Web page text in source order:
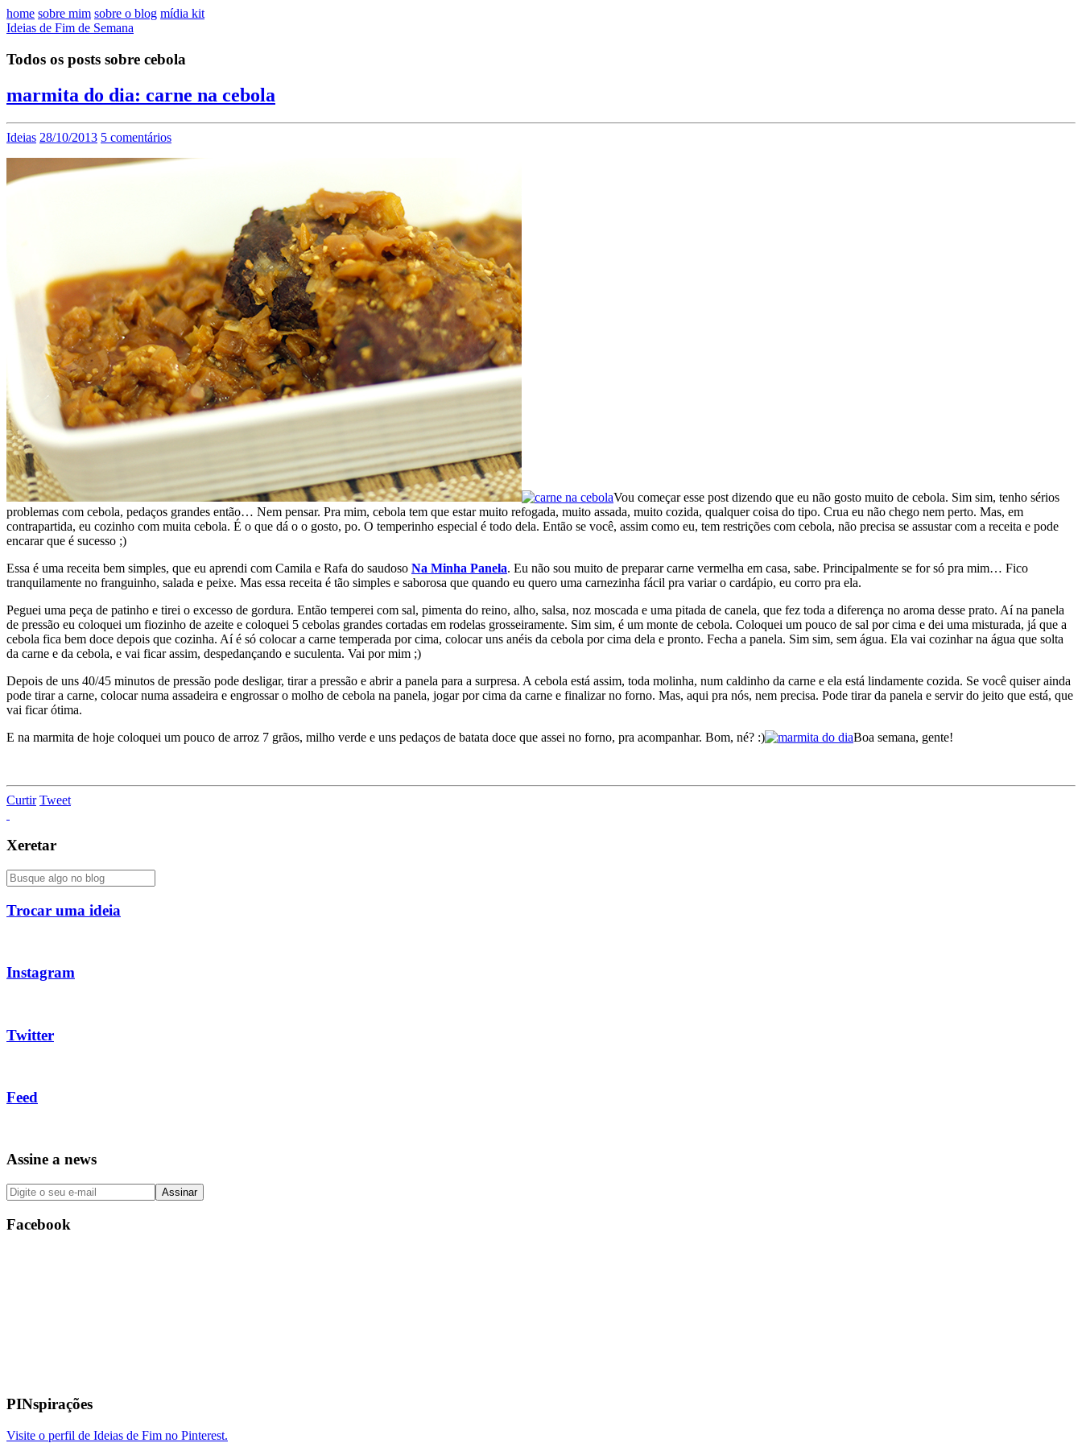
home sobre mim sobre o blog mídia kit
Ideias de Fim de Semana
Todos os posts sobre cebola
marmita do dia: carne na cebola
Ideias 28/10/2013 5 comentários
Vou começar esse post dizendo que eu não gosto muito de cebola. Sim sim, tenho sérios
problemas com cebola, pedaços grandes então… Nem pensar. Pra mim, cebola tem que estar muito refogada, muito assada, muito cozida, qualquer coisa do tipo. Crua eu não chego nem perto. Mas, em
contrapartida, eu cozinho com muita cebola. É o que dá o o gosto, po. O temperinho especial é todo dela. Então se você, assim como eu, tem restrições com cebola, não precisa se assustar com a receita e pode
encarar que é sucesso ;)
Essa é uma receita bem simples, que eu aprendi com Camila e Rafa do saudoso Na Minha Panela. Eu não sou muito de preparar carne vermelha em casa, sabe. Principalmente se for só pra mim… Fico
tranquilamente no franguinho, salada e peixe. Mas essa receita é tão simples e saborosa que quando eu quero uma carnezinha fácil pra variar o cardápio, eu corro pra ela.
Peguei uma peça de patinho e tirei o excesso de gordura. Então temperei com sal, pimenta do reino, alho, salsa, noz moscada e uma pitada de canela, que fez toda a diferença no aroma desse prato. Aí na panela
de pressão eu coloquei um fiozinho de azeite e coloquei 5 cebolas grandes cortadas em rodelas grosseiramente. Sim sim, é um monte de cebola. Coloquei um pouco de sal por cima e dei uma misturada, já que a
cebola fica bem doce depois que cozinha. Aí é só colocar a carne temperada por cima, colocar uns anéis da cebola por cima dela e pronto. Fecha a panela. Sim sim, sem água. Ela vai cozinhar na água que solta
da carne e da cebola, e vai ficar assim, despedançando e suculenta. Vai por mim ;)
Depois de uns 40/45 minutos de pressão pode desligar, tirar a pressão e abrir a panela para a surpresa. A cebola está assim, toda molinha, num caldinho da carne e ela está lindamente cozida. Se você quiser ainda
pode tirar a carne, colocar numa assadeira e engrossar o molho de cebola na panela, jogar por cima da carne e finalizar no forno. Mas, aqui pra nós, nem precisa. Pode tirar da panela e servir do jeito que está, que
vai ficar ótima.
E na marmita de hoje coloquei um pouco de arroz 7 grãos, milho verde e uns pedaços de batata doce que assei no forno, pra acompanhar. Bom, né? :)
Boa semana, gente!
Curtir Tweet
Xeretar
Trocar uma ideia
Instagram
Twitter
Feed
Assine a news
Facebook
PINspirações
Visite o perfil de Ideias de Fim no Pinterest.